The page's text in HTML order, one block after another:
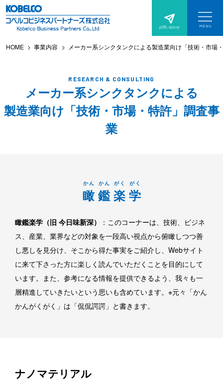
本
文
ス
お問い合わせ
イ
ト
メ
ュ
ー
MENU
イ
メ
HOME 事業内容 メーカー系シンクタンクによる製造業向け「技術・市場
RESEARCH & CONSULTING
メーカー系シンクタンクによる
製造業向け「技術・市場・特許」調査事
業
瞰
かん
鑑
かん
楽
がく
学
がく
瞰鑑楽学（旧 今日味新深）
：このコーナーは、技術、ビジネ
ス、産業、業界などの対象を一段高い視点から俯瞰しつつ善
し悪しを見分け、そこから得た事実をご紹介し、Webサイト
に来て下さった方に楽しく読んでいただくことを目的にして
います。また、参考になる情報を提供できるよう、我々も一
層精進していきたいという思いも含めています。※元々「かん
かんがくがく」は「侃侃諤諤」と書きます。
ナノマテリアル